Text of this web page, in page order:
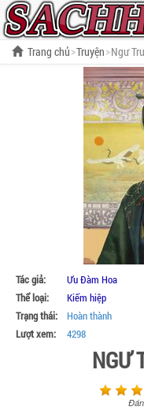
Trang chủ Truyện Ngư
Tác giả:
Ưu Đàm Hoa
Thể loại:
Kiếm hiệp
Trạng thái:
Hoàn thành
Lượt xem:
4298
NGƯ